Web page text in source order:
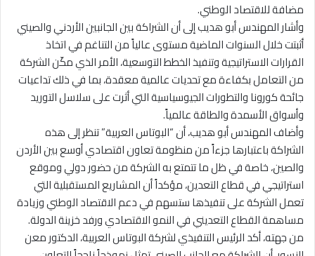
مضافة للاقتصاد الوطني.
وأشار المهندس أبو هديب إلى أن الشراكة بين الجانبين الأردني والصيني
أثبتت خلال السنوات الماضية مستوى عالياً من التناغم في اتخاذ
القرارات الاستراتيجية وتنفيذ الخطط التوسعية، الأمر الذي مكّن الشركة
من التعامل بكفاءة مع تحديات عالمية معقدة، بما في ذلك تداعيات
جائحة كورونا والتطورات الجيوسياسية التي أثرت على سلاسل التوريد
وأسواق الأسمدة والطاقة عالمياً.
وأضاف المهندس أبو هديب، أن “البوتاس العربية” تنظر إلى هذه
الشراكة باعتبارها جزءاً من منظومة تعاون اقتصادي أوسع بين الأردن
والصين، خاصة في ظل ما تتمتع به الشركة من حضور دولي وموقع
استراتيجي في قطاع التعدين، مؤكداً أن المشاريع المستقبلية التي
تعمل الشركة على تنفيذها ستسهم في دعم الاقتصاد الوطني وزيادة
مساهمة القطاع التعديني في النمو الاقتصادي ورفد خزينة الدولة.
من جهته، أكد الرئيس التنفيذي لشركة البوتاس العربية، الدكتور معن